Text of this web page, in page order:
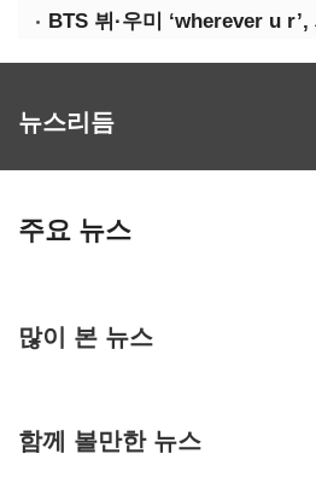
뉴스리듬
주요 뉴스
많이 본 뉴스
함께 볼만한 뉴스